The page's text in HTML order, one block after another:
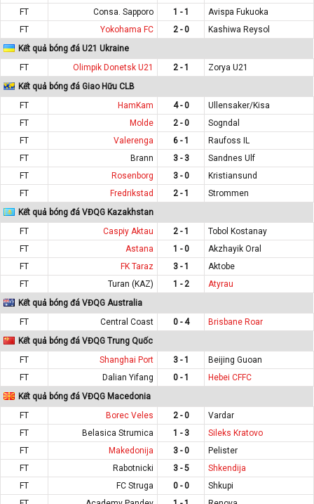
FT
Consa. Sapporo 1 - 1
Avispa Fukuoka
FT
Yokohama FC 2 - 0
Kashiwa Reysol
Kết quả bóng đá U21 Ukraine
FT
Olimpik Donetsk U21 2 - 1
Zorya U21
Kết quả bóng đá Giao Hữu CLB
FT
HamKam 4 - 0
Ullensaker/Kisa
FT
Molde 2 - 0
Sogndal
FT
Valerenga 6 - 1
Raufoss IL
FT
Brann 3 - 3
Sandnes Ulf
FT
Rosenborg 3 - 0
Kristiansund
FT
Fredrikstad 2 - 1
Strommen
Kết quả bóng đá VĐQG Kazakhstan
FT
Caspiy Aktau 2 - 1
Tobol Kostanay
FT
Astana 1 - 0
Akzhayik Oral
FT
FK Taraz 3 - 1
Aktobe
FT
Turan (KAZ) 1 - 2
Atyrau
Kết quả bóng đá VĐQG Australia
FT
Central Coast 0 - 4
Brisbane Roar
Kết quả bóng đá VĐQG Trung Quốc
FT
Shanghai Port 3 - 1
Beijing Guoan
FT
Dalian Yifang 0 - 1
Hebei CFFC
Kết quả bóng đá VĐQG Macedonia
FT
Borec Veles 2 - 0
Vardar
FT
Belasica Strumica 1 - 3
Sileks Kratovo
FT
Makedonija 3 - 0
Pelister
FT
Rabotnicki 3 - 5
Shkendija
FT
FC Struga 0 - 0
Shkupi